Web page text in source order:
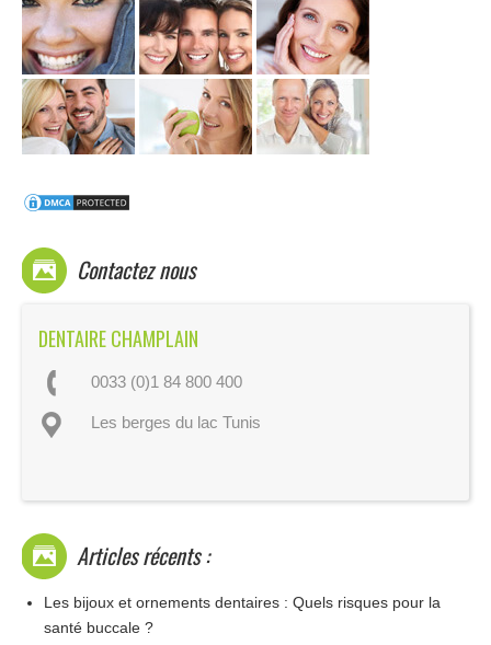
Contactez nous
DENTAIRE CHAMPLAIN
0033 (0)1 84 800 400
Les berges du lac Tunis
Articles récents :
Les bijoux et ornements dentaires : Quels risques pour la
santé buccale ?